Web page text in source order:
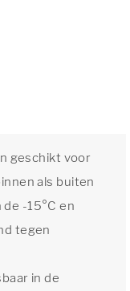
geschikt voor
als buiten
-15°C en
tegen
in de